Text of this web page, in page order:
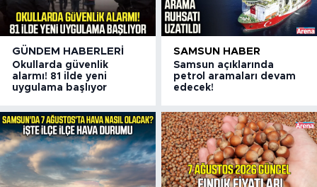
GÜNDEM HABERLERI
Okullarda güvenlik
alarmı! 81 ilde yeni
uygulama başlıyor
SAMSUN HABER
Samsun açıklarında
petrol aramaları devam
edecek!